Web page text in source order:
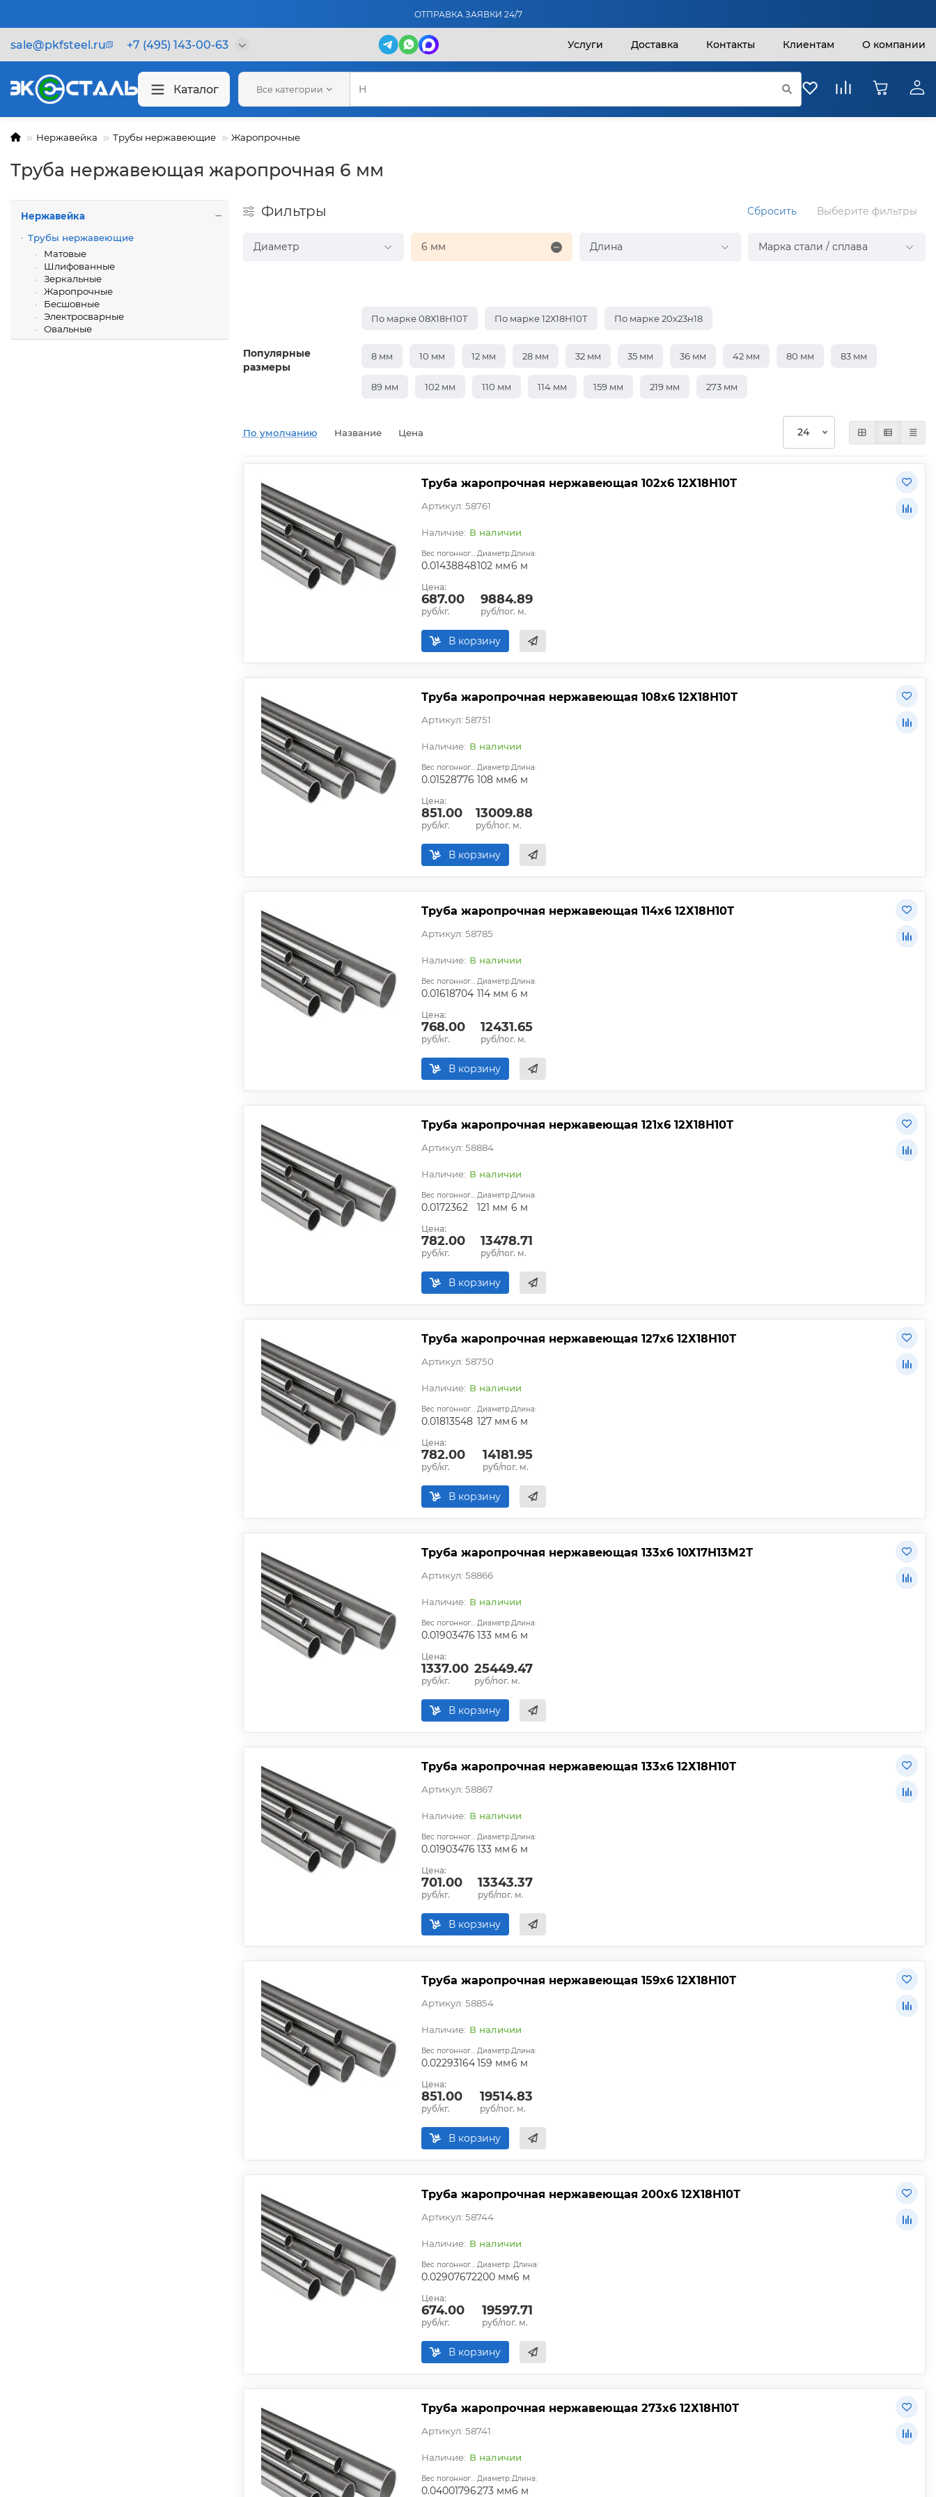
ОТПРАВКА ЗАЯВКИ 24/7
sale@pkfsteel.ru +7 (495) 143-00-63 Услуги Доставка Контакты Клиентам О компании
Каталог Все категории
Нержавейка Трубы нержавеющие Жаропрочные
Труба нержавеющая жаропрочная 6 мм
Нержавейка
Трубы нержавеющие
Матовые
Шлифованные
Зеркальные
Жаропрочные
Бесшовные
Электросварные
Овальные
Фильтры Сбросить Выберите фильтры
Диаметр 6 мм Длина Марка стали / сплава
По марке 08Х18Н10Т По марке 12Х18Н10Т По марке 20х23н18
Популярные
размеры
8 мм 10 мм 12 мм 28 мм 32 мм 35 мм 36 мм 42 мм 80 мм 83 мм
89 мм 102 мм 110 мм 114 мм 159 мм 219 мм 273 мм
По умолчанию Название Цена
Труба жаропрочная нержавеющая 102х6 12Х18Н10Т
Артикул: 58761
В наличии
Вес погонного метра, т.:
0.01438848
Диаметр:
102 мм
Длина:
6 м
Цена:
687.00
руб/кг.
9884.89
руб/пог. м.
В корзину
Труба жаропрочная нержавеющая 108х6 12Х18Н10Т
Артикул: 58751
В наличии
Вес погонного метра, т.:
0.01528776
Диаметр:
108 мм
Длина:
6 м
Цена:
851.00
руб/кг.
13009.88
руб/пог. м.
В корзину
Труба жаропрочная нержавеющая 114х6 12Х18Н10Т
Артикул: 58785
В наличии
Вес погонного метра, т.:
0.01618704
Диаметр:
114 мм
Длина:
6 м
Цена:
768.00
руб/кг.
12431.65
руб/пог. м.
В корзину
Труба жаропрочная нержавеющая 121х6 12Х18Н10Т
Артикул: 58884
В наличии
Вес погонного метра, т.:
0.0172362
Диаметр:
121 мм
Длина:
6 м
Цена:
782.00
руб/кг.
13478.71
руб/пог. м.
В корзину
Труба жаропрочная нержавеющая 127х6 12Х18Н10Т
Артикул: 58750
В наличии
Вес погонного метра, т.:
0.01813548
Диаметр:
127 мм
Длина:
6 м
Цена:
782.00
руб/кг.
14181.95
руб/пог. м.
В корзину
Труба жаропрочная нержавеющая 133х6 10Х17Н13М2Т
Артикул: 58866
В наличии
Вес погонного метра, т.:
0.01903476
Диаметр:
133 мм
Длина:
6 м
Цена:
1337.00
руб/кг.
25449.47
руб/пог. м.
В корзину
Труба жаропрочная нержавеющая 133х6 12Х18Н10Т
Артикул: 58867
В наличии
Вес погонного метра, т.:
0.01903476
Диаметр:
133 мм
Длина:
6 м
Цена:
701.00
руб/кг.
13343.37
руб/пог. м.
В корзину
Труба жаропрочная нержавеющая 159х6 12Х18Н10Т
Артикул: 58854
В наличии
Вес погонного метра, т.:
0.02293164
Диаметр:
159 мм
Длина:
6 м
Цена:
851.00
руб/кг.
19514.83
руб/пог. м.
В корзину
Труба жаропрочная нержавеющая 200х6 12Х18Н10Т
Артикул: 58744
В наличии
Вес погонного метра, т.:
0.02907672
Диаметр:
200 мм
Длина:
6 м
Цена:
674.00
руб/кг.
19597.71
руб/пог. м.
В корзину
Труба жаропрочная нержавеющая 273х6 12Х18Н10Т
Артикул: 58741
В наличии
Вес погонного метра, т.:
0.04001796
Диаметр:
273 мм
Длина:
6 м